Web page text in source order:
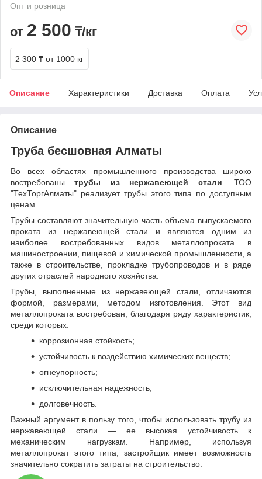
Опт и розница
от 2 500 ₸/кг
2 300 ₸ от 1000 кг
Описание Характеристики Доставка Оплата
Описание
Труба бесшовная Алматы
Во всех областях промышленного производства широко
востребованытрубы из нержавеющей стали. ТОО
"ТехТоргАлматы" реализует трубы этого типа по доступным
ценам.
Трубы составляют значительную часть объема выпускаемого
проката из нержавеющей стали и являются одним из
наиболее востребованных видов металлопроката в
машиностроении, пищевой и химической промышленности, а
также в строительстве, прокладке трубопроводов и в ряде
других отраслей народного хозяйства.
Трубы, выполненные из нержавеющей стали, отличаются
формой, размерами, методом изготовления. Этот вид
металлопроката востребован, благодаря ряду характеристик,
среди которых:
коррозионная стойкость;
устойчивость к воздействию химических веществ;
огнеупорность;
исключительная надежность;
долговечность.
Важный аргумент в пользу того, чтобы использовать трубу из
нержавеющей стали — ее высокая устойчивость к
механическим нагрузкам. Например, используя
металлопрокат этого типа, застройщик имеет возможность
значительно сократить затраты на строительство.